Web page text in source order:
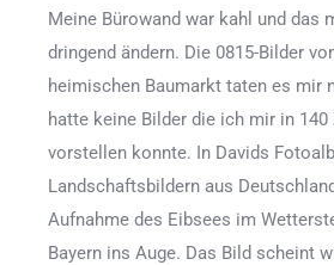
Meine Bürowand war kahl und das
dringend ändern. Die 0815-Bilder
heimischen Baumarkt taten es mir
hatte keine Bilder die ich mir in
vorstellen konnte. In Davids
Landschaftsbildern aus
Aufnahme des Eibsees im
Bayern ins Auge. Das Bild scheint